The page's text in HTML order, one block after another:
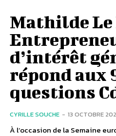
Mathilde Le
d’intérêt
répond aux
questions
CYRILLE SOUCHE - 13 OCTOBRE
À l’occasion de la Semaine